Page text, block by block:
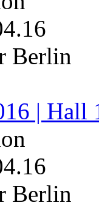
Berlin
| Hall
Berlin